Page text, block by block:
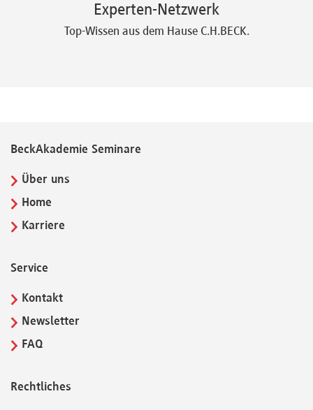
Experten-Netzwerk
Top-Wissen aus dem Hause C.H.BECK.
BeckAkademie Seminare
Über uns
Home
Karriere
Service
Kontakt
Newsletter
FAQ
Rechtliches